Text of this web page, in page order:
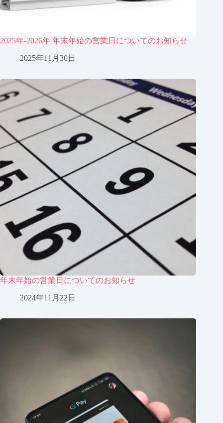
2025年-2026年 年末年始の営業日についてのお知らせ
2025年11月30日
年末年始の営業日についてのお知らせ
2024年11月22日